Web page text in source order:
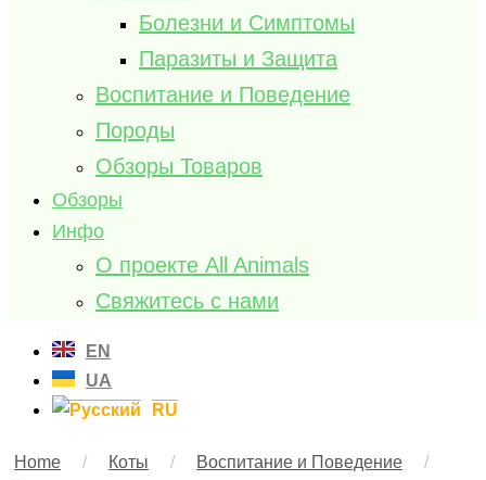
Болезни и Симптомы
Паразиты и Защита
Воспитание и Поведение
Породы
Обзоры Товаров
Обзоры
Инфо
О проекте All Animals
Свяжитесь с нами
EN
UA
RU
Home / Коты / Воспитание и Поведение
/